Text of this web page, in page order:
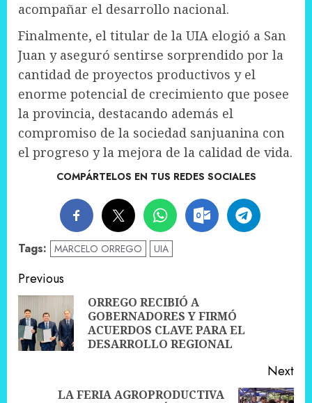
acompañar el desarrollo nacional.
Finalmente, el titular de la UIA elogió a San
Juan y aseguró sentirse sorprendido por la
cantidad de proyectos productivos y el
enorme potencial de crecimiento que posee
la provincia, destacando además el
compromiso de la sociedad sanjuanina con
el progreso y la mejora de la calidad de vida.
COMPÁRTELOS EN TUS REDES SOCIALES
Tags: MARCELO ORREGO UIA
Post
navigation
Previous
ORREGO RECIBIÓ A
GOBERNADORES Y FIRMÓ
ACUERDOS CLAVE PARA EL
DESARROLLO REGIONAL
Next
LA FERIA AGROPRODUCTIVA